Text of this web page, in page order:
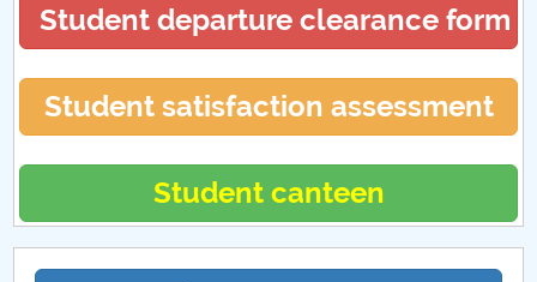
Proiecte internaționale 2023
Student departure clearance form
Student satisfaction assessment
Student canteen